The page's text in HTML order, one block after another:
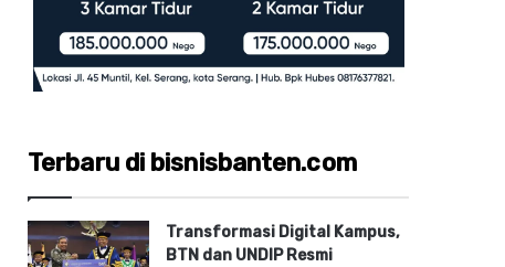
Terbaru di bisnisbanten.com
Transformasi Digital Kampus,
BTN dan UNDIP Resmi